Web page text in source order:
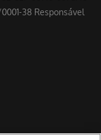
38 Responsável